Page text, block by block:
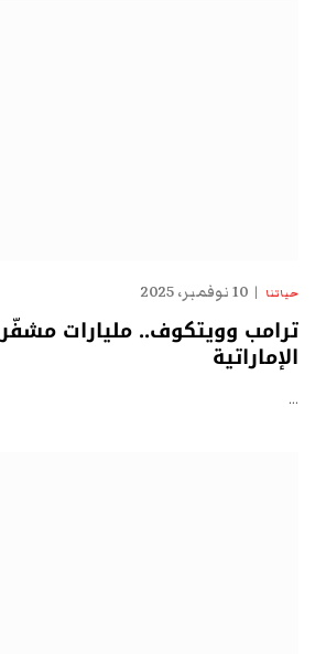
حياتنا 10 نوفمبر، 2025
ترامب وويتكوف.. مليارات
الإماراتية
…